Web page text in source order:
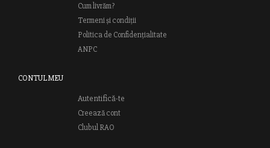
Cum livrăm?
Termeni și condiții
Politica de Confidențialitate
ANPC
CONTUL MEU
Autentifică-te
Creează cont
Clubul RAO